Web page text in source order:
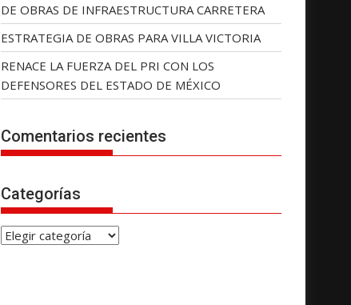
DE OBRAS DE INFRAESTRUCTURA CARRETERA
ESTRATEGIA DE OBRAS PARA VILLA VICTORIA
RENACE LA FUERZA DEL PRI CON LOS
DEFENSORES DEL ESTADO DE MÉXICO
Comentarios recientes
Categorías
C